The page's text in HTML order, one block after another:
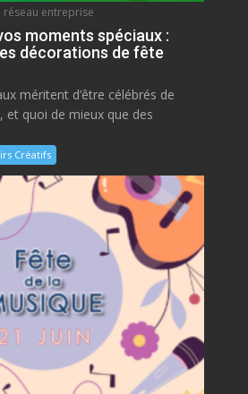
réseau entreprise
moments spéciaux :
décorations de fête
méritent d’être célébrés de
et quoi de mieux que des
Créatifs